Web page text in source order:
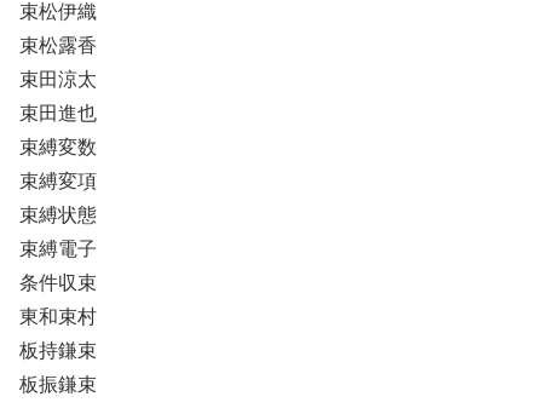
束松伊織
束松露香
束田涼太
束田進也
束縛変数
束縛変項
束縛状態
束縛電子
条件収束
東和束村
板持鎌束
板振鎌束